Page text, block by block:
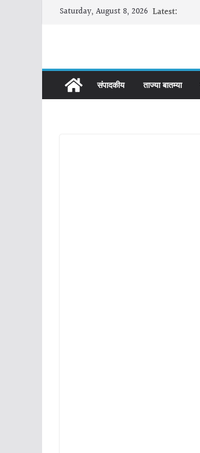
Saturday, August 8, 2026 Latest:
संपादकीय ताज्या बातम्या